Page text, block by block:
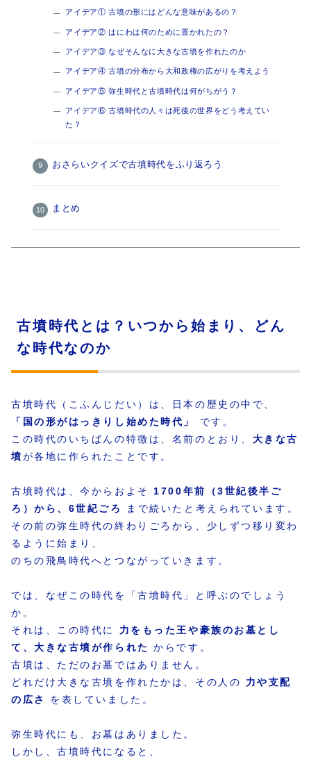
アイデア① 古墳の形にはどんな意味があるの？
アイデア② はにわは何のために置かれたの？
アイデア③ なぜそんなに大きな古墳を作れたのか
アイデア④ 古墳の分布から大和政権の広がりを考えよう
アイデア⑤ 弥生時代と古墳時代は何がちがう？
アイデア⑥ 古墳時代の人々は死後の世界をどう考えてい
た？
おさらいクイズで古墳時代をふり返ろう
まとめ
古墳時代とは？いつから始まり、どん
な時代なのか
古墳時代（こふんじだい）は、日本の歴史の中で、
「国の形がはっきりし始めた時代」
です。
この時代のいちばんの特徴は、名前のとおり、 大きな古
墳が各地に作られたことです。
古墳時代は、今からおよそ 1700年前（3世紀後半ご
ろ）から、6世紀ごろ
まで続いたと考えられています。
その前の弥生時代の終わりごろから、少しずつ移り変わ
るように始まり、
のちの飛鳥時代へとつながっていきます。
では、なぜこの時代を「古墳時代」と呼ぶのでしょう
か。
それは、この時代に 力をもった王や豪族のお墓とし
て、大きな古墳が作られた
からです。
古墳は、ただのお墓ではありません。
どれだけ大きな古墳を作れたかは、その人の 力や支配
の広さ
を表していました。
弥生時代にも、お墓はありました。
しかし、古墳時代になると、